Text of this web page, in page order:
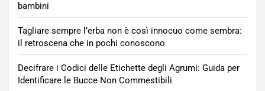
bambini
Tagliare sempre l’erba non è così innocuo come sembra:
il retroscena che in pochi conoscono
Decifrare i Codici delle Etichette degli Agrumi: Guida per
Identificare le Bucce Non Commestibili